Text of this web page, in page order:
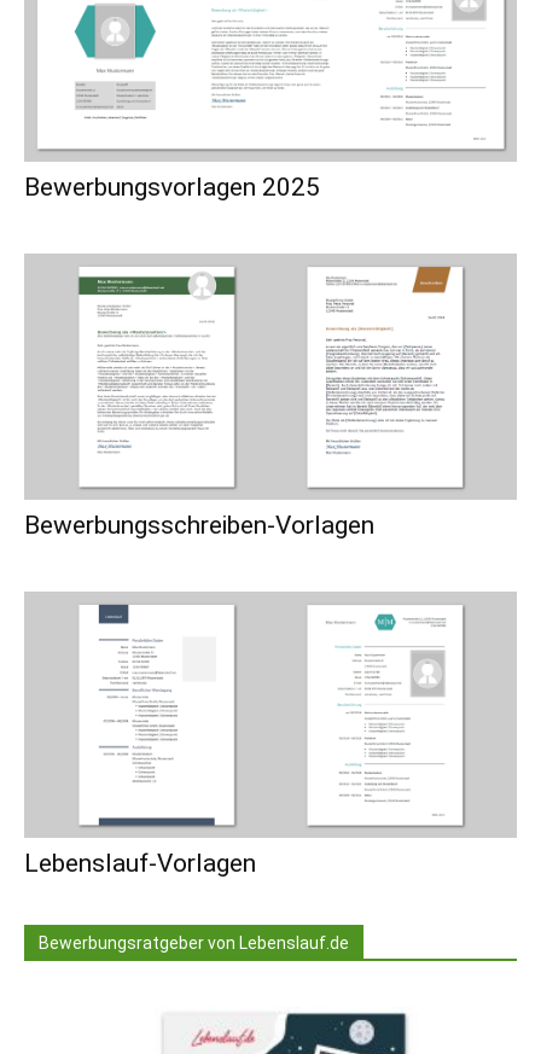
Bewerbungsvorlagen 2025
Bewerbungsschreiben-Vorlagen
Lebenslauf-Vorlagen
Bewerbungsratgeber von Lebenslauf.de